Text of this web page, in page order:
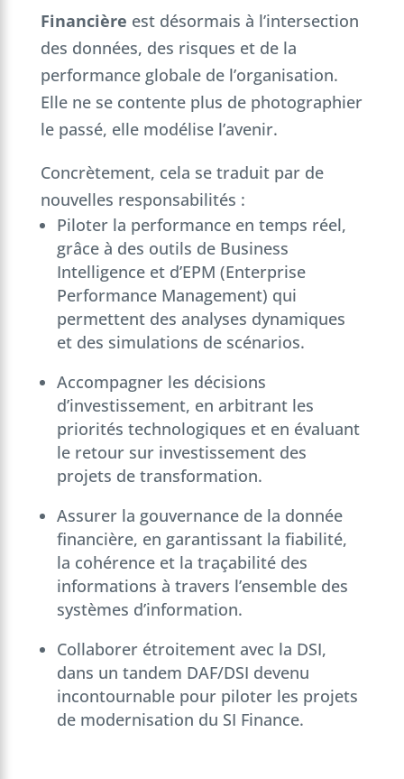
Financière est désormais à l’intersection
des données, des risques et de la
performance globale de l’organisation.
Elle ne se contente plus de photographier
le passé, elle modélise l’avenir.
Concrètement, cela se traduit par de
nouvelles responsabilités :
Piloter la performance en temps réel,
grâce à des outils de Business
Intelligence et d’EPM (Enterprise
Performance Management) qui
permettent des analyses dynamiques
et des simulations de scénarios.
Accompagner les décisions
d’investissement, en arbitrant les
priorités technologiques et en évaluant
le retour sur investissement des
projets de transformation.
Assurer la gouvernance de la donnée
financière, en garantissant la fiabilité,
la cohérence et la traçabilité des
informations à travers l’ensemble des
systèmes d’information.
Collaborer étroitement avec la DSI,
dans un tandem DAF/DSI devenu
incontournable pour piloter les projets
de modernisation du SI Finance.